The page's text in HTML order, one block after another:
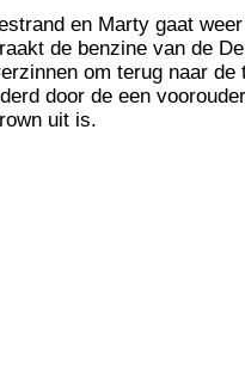
en Marty gaat
de benzine van de
om terug naar de
door de een
uit is.